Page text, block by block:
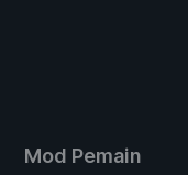
Mod Pemain